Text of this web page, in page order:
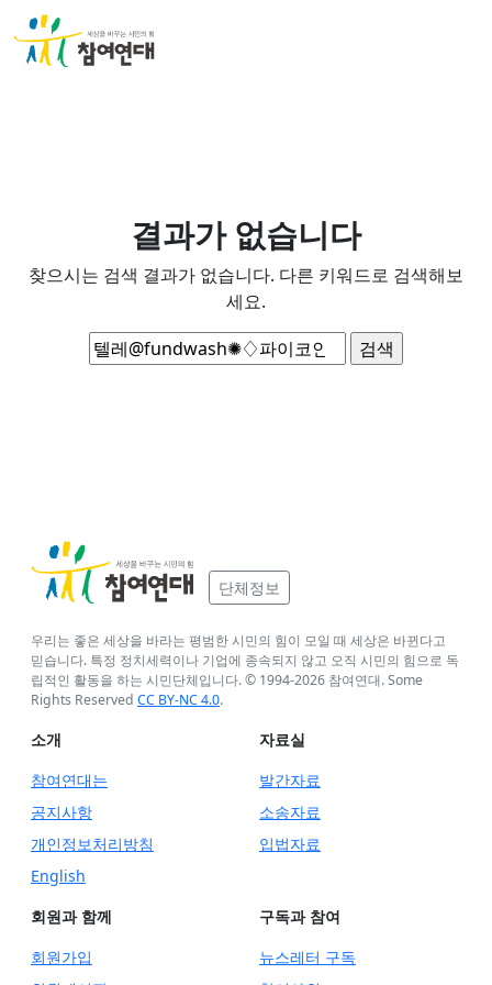
결과가 없습니다
찾으시는 검색 결과가 없습니다. 다른 키워드로 검색해보
세요.
검
색:
단체정보
우리는 좋은 세상을 바라는 평범한 시민의 힘이 모일 때 세상은 바뀐다고
믿습니다. 특정 정치세력이나 기업에 종속되지 않고 오직 시민의 힘으로 독
립적인 활동을 하는 시민단체입니다. © 1994-2026 참여연대. Some
Rights Reserved CC BY-NC 4.0.
소개
참여연대는
공지사항
개인정보처리방침
English
자료실
발간자료
소송자료
입법자료
회원과 함께
회원가입
구독과 참여
뉴스레터 구독